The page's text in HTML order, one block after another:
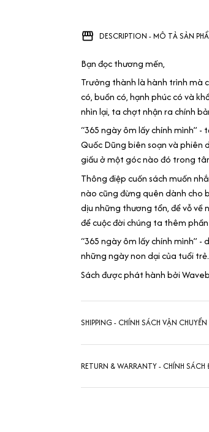
DESCRIPTION - MÔ TẢ SẢN
Bạn đọc thương mến,
Trưởng thành là hành trình mà
có, buồn có, hạnh phúc có và
nhìn lại, ta chợt nhận ra chính
“365 ngày ôm lấy chính mình” -
Quốc Dũng biên soạn và phiên
giấu ở một góc nào đó trong
Thông điệp cuốn sách muốn
nào cũng đừng quên dành cho
dịu những thương tổn, để vỗ về
để cuộc đời chúng ta thêm
“365 ngày ôm lấy chính mình”
những ngày non dại của tuổi trẻ.
Sách được phát hành bởi
SHIPPING - CHÍNH SÁCH VẬN CHUYỂN
RETURN & WARRANTY - CHÍNH